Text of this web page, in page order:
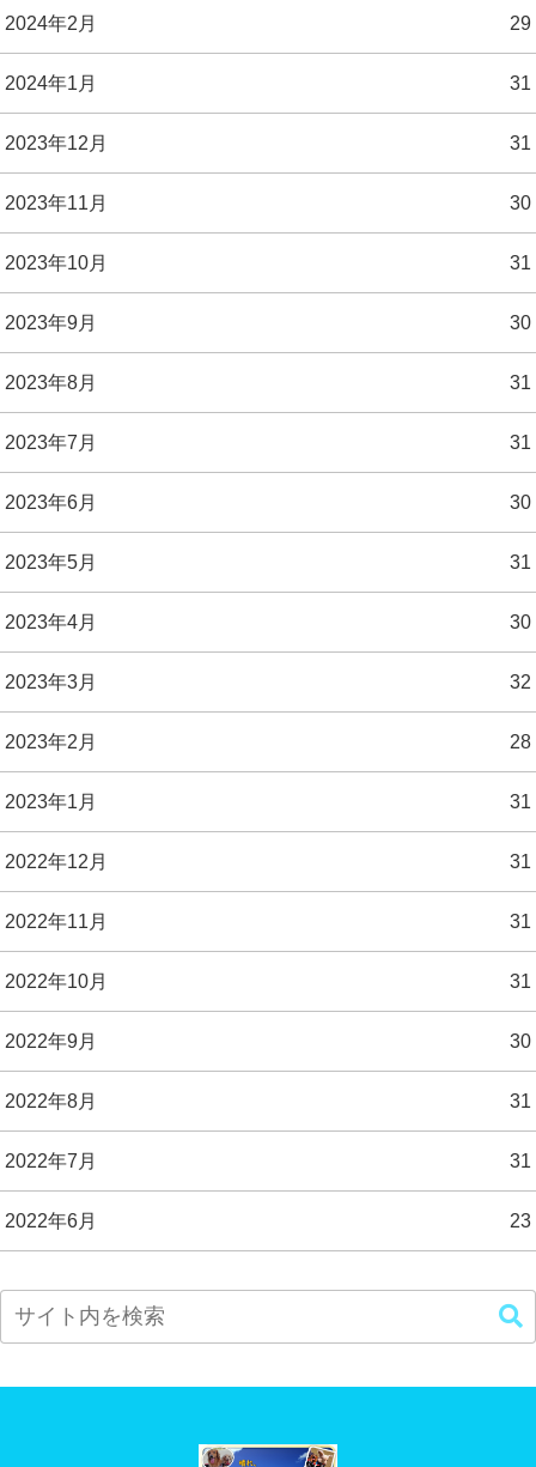
2024年2月 29
2024年1月 31
2023年12月 31
2023年11月 30
2023年10月 31
2023年9月 30
2023年8月 31
2023年7月 31
2023年6月 30
2023年5月 31
2023年4月 30
2023年3月 32
2023年2月 28
2023年1月 31
2022年12月 31
2022年11月 31
2022年10月 31
2022年9月 30
2022年8月 31
2022年7月 31
2022年6月 23